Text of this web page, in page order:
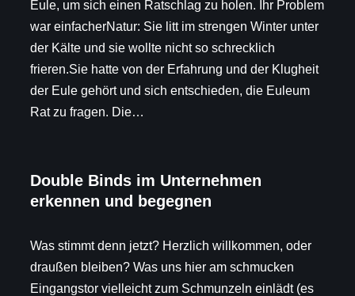
Eule, um sich einen Ratschlag zu holen. Ihr Problem
war einfacherNatur: Sie litt im strengen Winter unter
der Kälte und sie wollte nicht so schrecklich
frieren.Sie hatte von der Erfahrung und der Klugheit
der Eule gehört und sich entschieden, die Euleum
Rat zu fragen. Die…
Double Binds im Unternehmen
erkennen und begegnen
Was stimmt denn jetzt? Herzlich willkommen, oder
draußen bleiben? Was uns hier am schmucken
Eingangstor vielleicht zum Schmunzeln einlädt (es